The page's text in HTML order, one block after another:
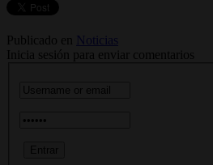
Publicado en
Noticias
Inicia sesión para enviar comentarios